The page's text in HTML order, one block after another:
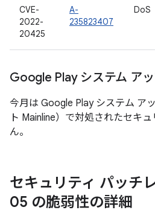
CVE-
2022-
20425
A-
235823407
DoS
Google Play システム ア
今月は Google Play システム ア
ト Mainline）で対処されたセキ
ん。
セキュリティ パッチ
05 の脆弱性の詳細